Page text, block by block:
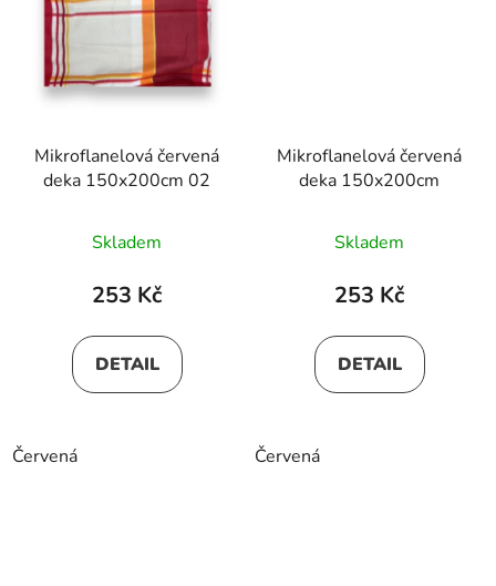
Mikroflanelová červená
deka 150x200cm 02
Skladem
253 Kč
DETAIL
Červená
Mikroflanelová červená
deka 150x200cm
Skladem
253 Kč
DETAIL
Červená